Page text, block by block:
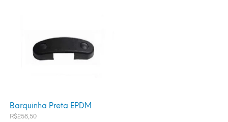
Barquinha Preta EPDM
R$258,50